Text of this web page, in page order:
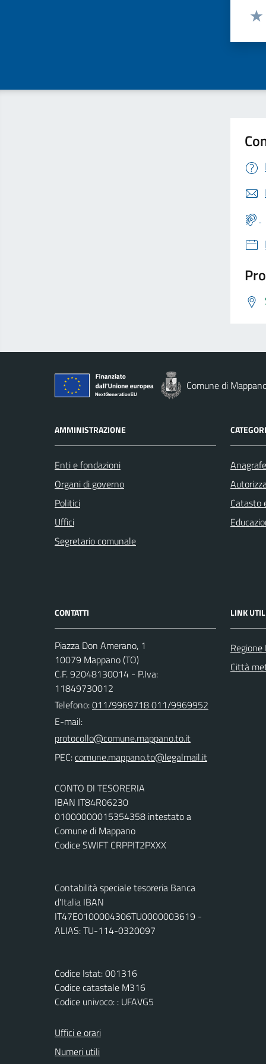
Comune di
AMMINISTRAZIONE
Enti e fondazioni
Organi di governo
Politici
Uffici
Segretario comunale
Catasto
CONTATTI
Piazza Don Amerano, 1
10079 Mappano (TO)
C.F. 92048130014 - P.Iva:
11849730012
Telefono:011/9969718 011/9969952
E-mail:
PEC:
CONTO DI TESORERIA
IBAN IT84R06230
01000000015354358 intestato a
Comune di Mappano
Codice SWIFT CRPPIT2PXXX
Contabilità speciale tesoreria Banca
d'Italia IBAN
IT47E0100004306TU0000003619 -
ALIAS: TU-114-0320097
Codice Istat: 001316
Codice catastale M316
Codice univoco: : UFAVG5
Uffici e orari
Numeri utili
LINK
Città